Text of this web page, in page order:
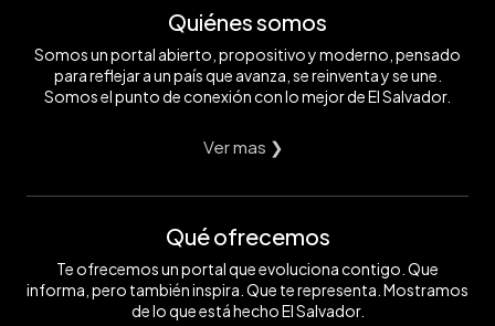
Quiénes somos
Somos un portal abierto, propositivo y moderno, pensado
para reflejar a un país que avanza, se reinventa y se une.
Somos el punto de conexión con lo mejor de El Salvador.
Ver mas ❯
Qué ofrecemos
Te ofrecemos un portal que evoluciona contigo. Que
informa, pero también inspira. Que te representa. Mostramos
de lo que está hecho El Salvador.